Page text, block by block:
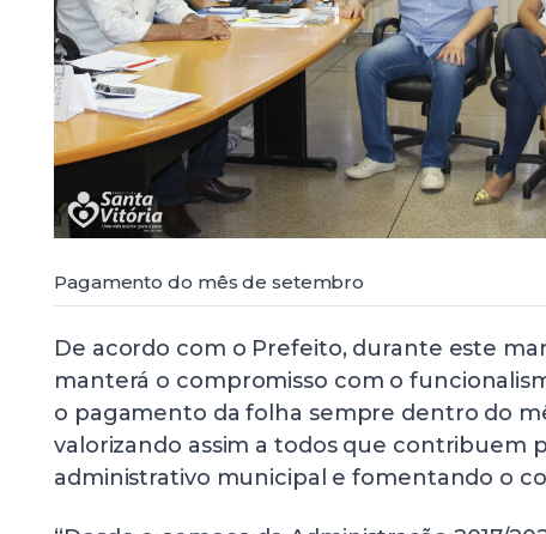
Pagamento do mês de setembro
De acordo com o Prefeito, durante este
manterá o compromisso com o
o pagamento da folha sempre dentro do
valorizando assim a todos que contribuem
administrativo municipal e fomentando o